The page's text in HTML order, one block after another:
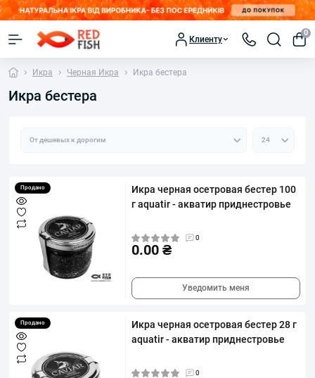
Клиенту
0
Икра Черная Икра Икра бестера
Икра бестера
Продано
Икра черная осетровая бестер 100
г aquatir - акватир приднестровье
0
0.00 ₴
Уведомить меня
Продано
Икра черная осетровая бестер 28 г
aquatir - акватир приднестровье
0